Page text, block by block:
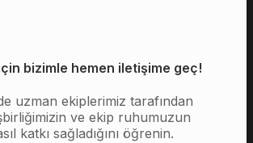
bizimle hemen iletişime geç!
uzman ekiplerimiz tarafından
ve ekip ruhumuzun
katkı sağladığını öğrenin.